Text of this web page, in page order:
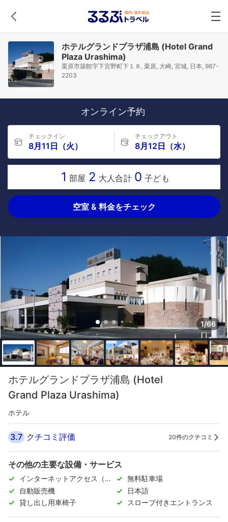
ホテルグランドプラザ浦島 (Hotel Grand
Plaza Urashima)
栗原市築館字下宮野町下１８, 栗原, 大崎, 宮城, 日本, 987-
2203
オンライン予約
チェックイン
8月11日（火）
チェックアウト
8月12日（水）
1 部屋 2 大人合計 0 子ども
空室 & 料金をチェック
1/66
ホテルグランドプラザ浦島 (Hotel
Grand Plaza Urashima)
ホテル
3.7 クチコミ評価 20件のクチコミ
その他の主要な設備・サービス
インターネットアクセス（無
料）
無料駐車場
自動販売機
日本語
貸し出し用車椅子
スロープ付きエントランス